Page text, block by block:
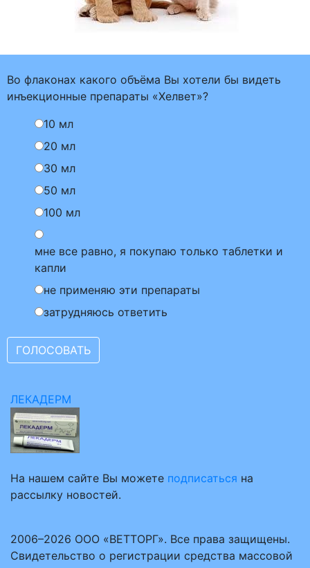
Во флаконах какого объёма Вы хотели бы видеть
инъекционные препараты «Хелвет»?
10 мл
20 мл
30 мл
50 мл
100 мл
мне все равно, я покупаю только таблетки и
капли
не применяю эти препараты
затрудняюсь ответить
ЛЕКАДЕРМ
На нашем сайте Вы можете подписаться на
рассылку новостей.
2006–2026 ООО «ВЕТТОРГ». Все права защищены.
Свидетельство о регистрации средства массовой